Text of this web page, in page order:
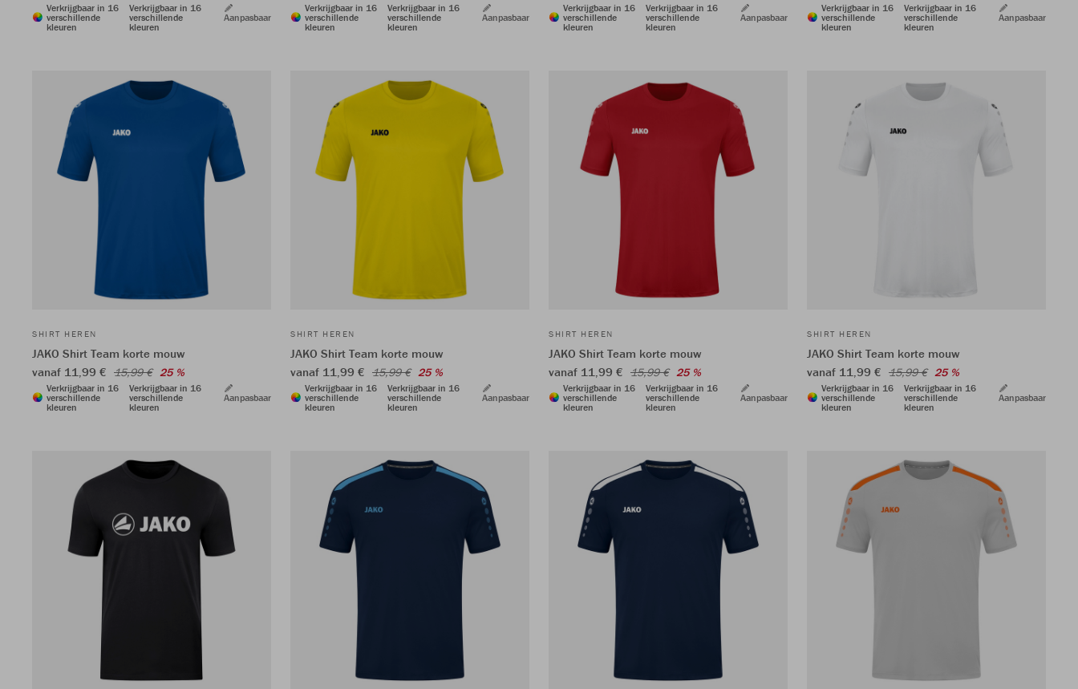
Verkrijgbaar in 16
verschillende
kleuren
Verkrijgbaar in 16
verschillende
kleuren
Aanpasbaar
Verkrijgbaar in 16
verschillende
kleuren
Verkrijgbaar in 16
verschillende
kleuren
Aanpasbaar
Verkrijgbaar in 16
verschillende
kleuren
Verkrijgbaar in 16
verschillende
kleuren
Aanpasbaar
Verkrijgbaar in 16
verschillende
kleuren
Verkrijgbaar in 16
verschillende
kleuren
Aanpasbaar
SHIRT HEREN
JAKO Shirt Team korte mouw
vanaf 11,99 € 15,99 € 25 %
Verkrijgbaar in 16
verschillende
kleuren
Verkrijgbaar in 16
verschillende
kleuren
Aanpasbaar
SHIRT HEREN
JAKO Shirt Team korte mouw
vanaf 11,99 € 15,99 € 25 %
Verkrijgbaar in 16
verschillende
kleuren
Verkrijgbaar in 16
verschillende
kleuren
Aanpasbaar
SHIRT HEREN
JAKO Shirt Team korte mouw
vanaf 11,99 € 15,99 € 25 %
Verkrijgbaar in 16
verschillende
kleuren
Verkrijgbaar in 16
verschillende
kleuren
Aanpasbaar
SHIRT HEREN
JAKO Shirt Team korte mouw
vanaf 11,99 € 15,99 € 25 %
Verkrijgbaar in 16
verschillende
kleuren
Verkrijgbaar in 16
verschillende
kleuren
Aanpasbaar